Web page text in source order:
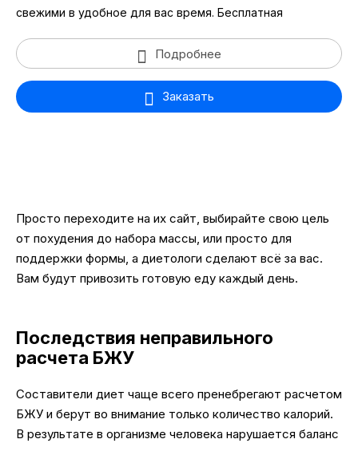
свежими в удобное для вас время. Бесплатная
Подробнее
Заказать
Просто переходите на их сайт, выбирайте свою цель
от похудения до набора массы, или просто для
поддержки формы, а диетологи сделают всё за вас.
Вам будут привозить готовую еду каждый день.
Последствия неправильного
расчета БЖУ
Составители диет чаще всего пренебрегают расчетом
БЖУ и берут во внимание только количество калорий.
В результате в организме человека нарушается баланс